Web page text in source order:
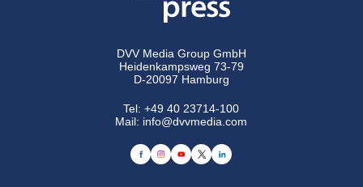
DVV Media Group GmbH
Heidenkampsweg 73-79
D-20097 Hamburg
Tel:+49 40 23714-100
Mail: info@dvvmedia.com